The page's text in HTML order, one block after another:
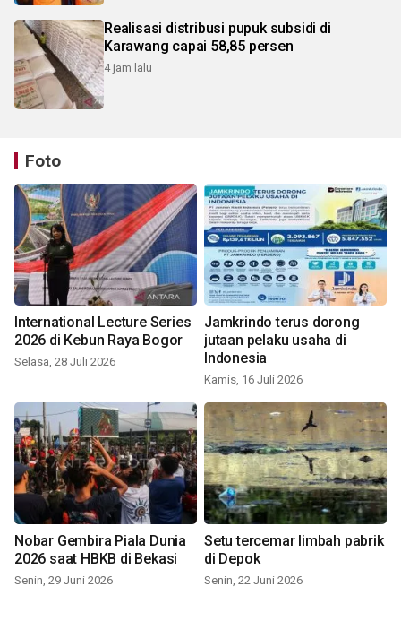
Realisasi distribusi pupuk subsidi di
Karawang capai 58,85 persen
4 jam lalu
Foto
International Lecture Series
2026 di Kebun Raya Bogor
Selasa, 28 Juli 2026
Jamkrindo terus dorong
jutaan pelaku usaha di
Indonesia
Kamis, 16 Juli 2026
Nobar Gembira Piala Dunia
2026 saat HBKB di Bekasi
Senin, 29 Juni 2026
Setu tercemar limbah pabrik
di Depok
Senin, 22 Juni 2026